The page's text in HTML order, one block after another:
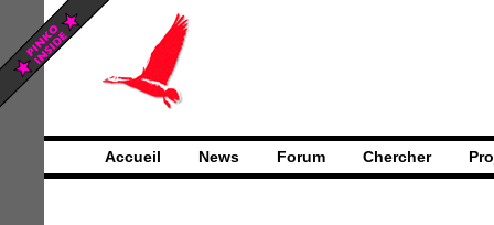
Accueil News Forum Chercher